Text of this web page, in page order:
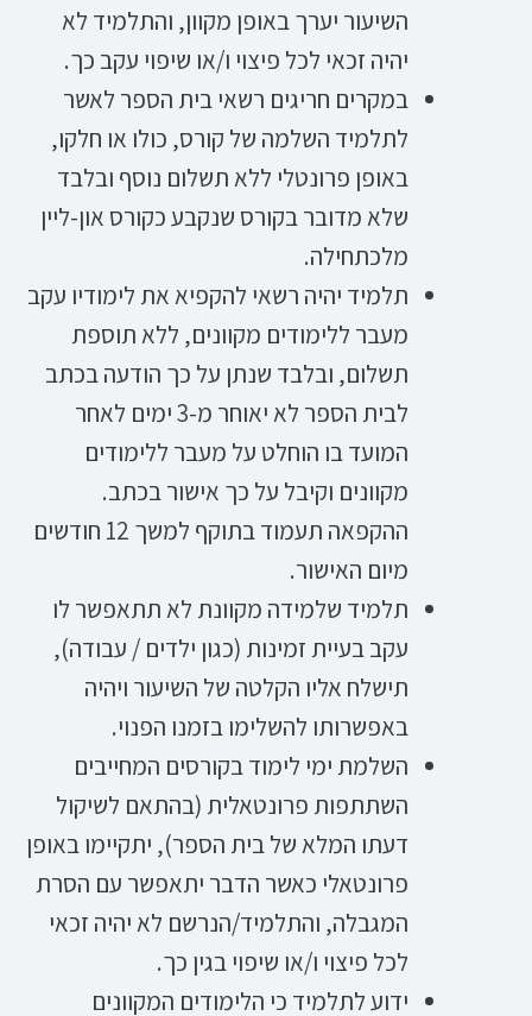
השיעור יערך באופן מקוון, והתלמיד לא
יהיה זכאי לכל פיצוי ו/או שיפוי עקב כך.
במקרים חריגים רשאי בית הספר לאשר
לתלמיד השלמה של קורס, כולו או חלקו,
באופן פרונטלי ללא תשלום נוסף ובלבד
שלא מדובר בקורס שנקבע כקורס און-ליין
מלכתחילה.
תלמיד יהיה רשאי להקפיא את לימודיו עקב
מעבר ללימודים מקוונים, ללא תוספת
תשלום, ובלבד שנתן על כך הודעה בכתב
לבית הספר לא יאוחר מ-3 ימים לאחר
המועד בו הוחלט על מעבר ללימודים
מקוונים וקיבל על כך אישור בכתב.
ההקפאה תעמוד בתוקף למשך 12 חודשים
מיום האישור.
תלמיד שלמידה מקוונת לא תתאפשר לו
עקב בעיית זמינות (כגון ילדים / עבודה),
תישלח אליו הקלטה של השיעור ויהיה
באפשרותו להשלימו בזמנו הפנוי.
השלמת ימי לימוד בקורסים המחייבים
השתתפות פרונטאלית (בהתאם לשיקול
דעתו המלא של בית הספר), יתקיימו באופן
פרונטאלי כאשר הדבר יתאפשר עם הסרת
המגבלה, והתלמיד/הנרשם לא יהיה זכאי
לכל פיצוי ו/או שיפוי בגין כך.
ידוע לתלמיד כי הלימודים המקוונים